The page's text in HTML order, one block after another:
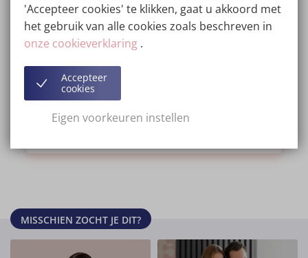
Ouder worden hoort bij het leven, en dat is vaak
te zien aan onze huid in de vorm van een minder
rimpels. Dit is een zorg voor veel mensen, want
iedereen wil er jong uitzien en een stralende,
gladde huid hebben.
MISSCHIEN ZOCHT JE DIT?
'Accepteer cookies' te klikken, gaat u akkoord met
het gebruik van alle cookies zoals beschreven in
onze cookieverklaring .
Accepteer
cookies
Eigen voorkeuren instellen